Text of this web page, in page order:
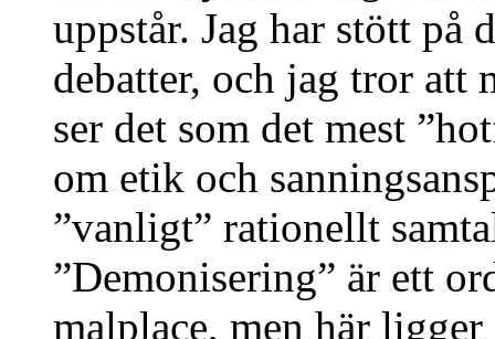
uppstår. Jag har stött på
debatter, och jag tror att
ser det som det mest
om etik och
”vanligt” rationellt
”Demonisering” är ett
malplace, men här